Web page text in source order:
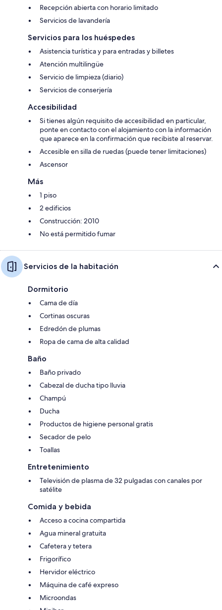
Recepción abierta con horario limitado
Servicios de lavandería
Servicios para los huéspedes
Asistencia turística y para entradas y billetes
Atención multilingüe
Servicio de limpieza (diario)
Servicios de conserjería
Accesibilidad
Si tienes algún requisito de accesibilidad en particular,
ponte en contacto con el alojamiento con la información
que aparece en la confirmación que recibiste al reservar.
Accesible en silla de ruedas (puede tener limitaciones)
Ascensor
Más
1 piso
2 edificios
Construcción: 2010
No está permitido fumar
Servicios de la habitación
Dormitorio
Cama de día
Cortinas oscuras
Edredón de plumas
Ropa de cama de alta calidad
Baño
Baño privado
Cabezal de ducha tipo lluvia
Champú
Ducha
Productos de higiene personal gratis
Secador de pelo
Toallas
Entretenimiento
Televisión de plasma de 32 pulgadas con canales por
satélite
Comida y bebida
Acceso a cocina compartida
Agua mineral gratuita
Cafetera y tetera
Frigorífico
Hervidor eléctrico
Máquina de café expreso
Microondas